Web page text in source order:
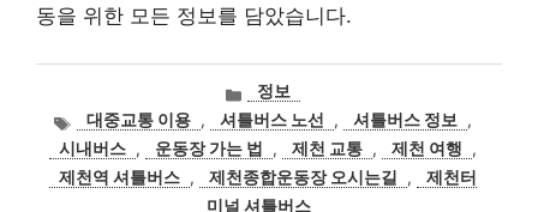
동을 위한 모든 정보를 담았습니다.
카
테
고
리
정보
태
그
대중교통 이용 , 셔틀버스 노선 , 셔틀버스 정보 ,
시내버스 , 운동장 가는 법 , 제천 교통 , 제천 여행
,
제천역 셔틀버스 , 제천종합운동장 오시는길 ,
제천터
미널 셔틀버스